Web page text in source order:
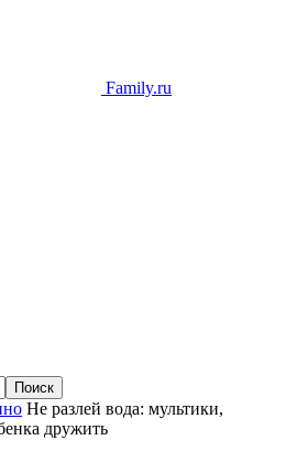
Family.ru
Не разлей вода: мультики,
дружить